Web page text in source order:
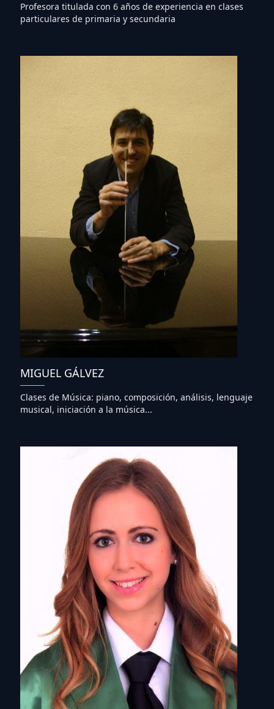
Profesora titulada con 6 años de experiencia en clases
particulares de primaria y secundaria
MIGUEL GÁLVEZ
Clases de Música: piano, composición, análisis, lenguaje
musical, iniciación a la música...